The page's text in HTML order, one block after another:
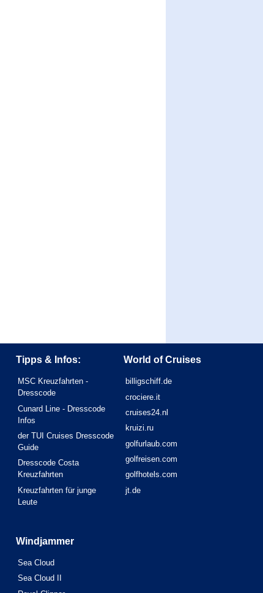
Tipps & Infos:
MSC Kreuzfahrten -
Dresscode
Cunard Line - Dresscode
Infos
der TUI Cruises Dresscode
Guide
Dresscode Costa
Kreuzfahrten
Kreuzfahrten für junge
Leute
Windjammer
Sea Cloud
Sea Cloud II
World of Cruises
billigschiff.de
crociere.it
cruises24.nl
kruizi.ru
golfurlaub.com
golfreisen.com
golfhotels.com
jt.de